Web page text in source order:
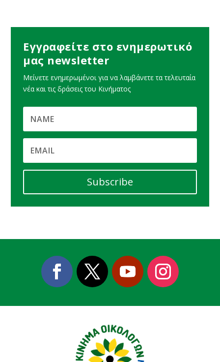
Εγγραφείτε στο ενημερωτικό
μας newsletter
Μείνετε ενημερωμένοι για να λαμβάνετε τα τελευταία
νέα και τις δράσεις του Κινήματος
Subscribe